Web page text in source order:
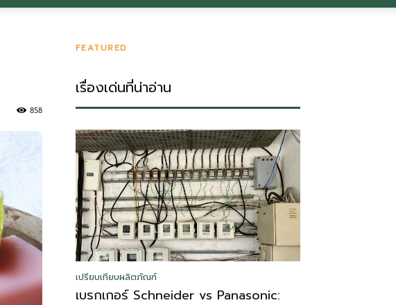
858
FEATURED
เรื่องเด่นที่น่าอ่าน
เปรียบเทียบผลิตภัณฑ์
เบรกเกอร์ Schneider vs Panasonic: